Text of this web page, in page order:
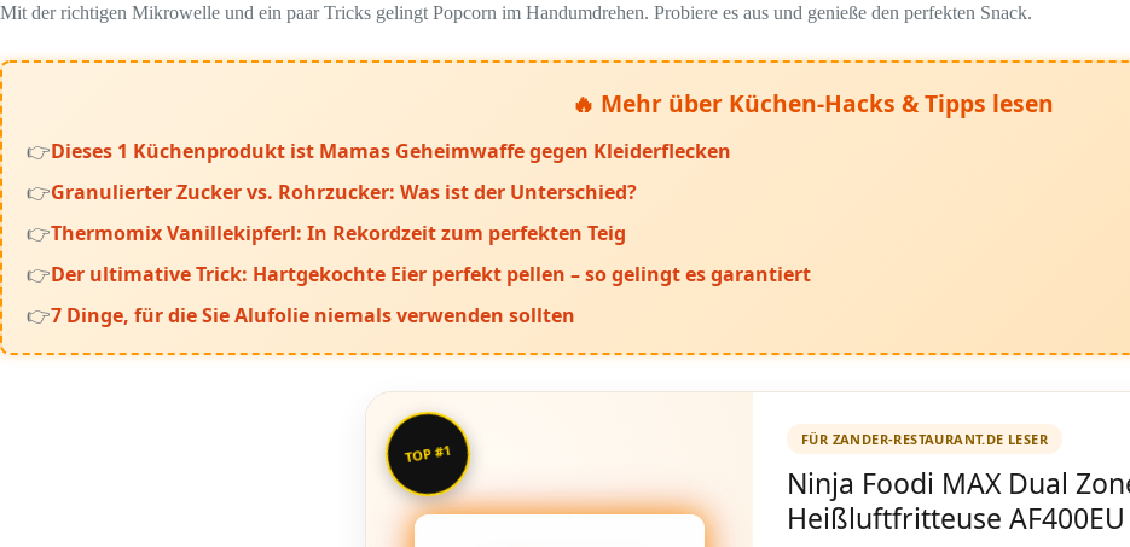
Mit der richtigen Mikrowelle und ein paar Tricks gelingt Popcorn im Handumdrehen. Probiere es aus und genieße den perfekten Snack.
🔥 Mehr über Küchen-Hacks & Tipps lesen
Dieses 1 Küchenprodukt ist Mamas Geheimwaffe gegen Kleiderflecken
Granulierter Zucker vs. Rohrzucker: Was ist der Unterschied?
Thermomix Vanillekipferl: In Rekordzeit zum perfekten Teig
Der ultimative Trick: Hartgekochte Eier perfekt pellen – so gelingt es garantiert
7 Dinge, für die Sie Alufolie niemals verwenden sollten
TOP #1
FÜR ZANDER-RESTAURANT.DE LESER
Ninja Foodi MAX Dual
Heißluftfritteuse AF400EU